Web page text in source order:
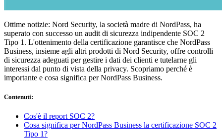
Ottime notizie: Nord Security, la società madre di NordPass, ha
superato con successo un audit di sicurezza indipendente SOC 2
Tipo 1. L'ottenimento della certificazione garantisce che NordPass
Business, insieme agli altri prodotti di Nord Security, offre controlli
di sicurezza adeguati per gestire i dati dei clienti e tutelarne gli
interessi dal punto di vista della privacy. Scopriamo perché è
importante e cosa significa per NordPass Business.
Contenuti:
Cos'è il report SOC 2?
Cosa significa per NordPass Business la certificazione SOC 2
Tipo 1?